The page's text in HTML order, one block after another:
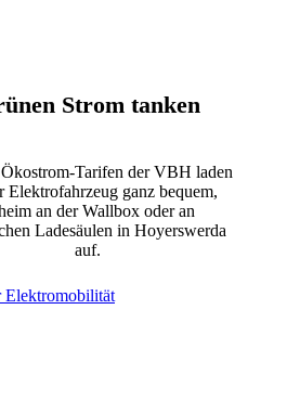
Strom tanken
Tarifen der VBH laden
Elektrofahrzeug ganz bequem,
an der Wallbox oder an
Ladesäulen in Hoyerswerda
auf.
Elektromobilität